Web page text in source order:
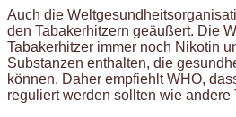
Auch die
den Tabakerhitzern geäußert. Die
Tabakerhitzer immer noch Nikotin
Substanzen enthalten, die
können. Daher empfiehlt WHO,
reguliert werden sollten wie andere